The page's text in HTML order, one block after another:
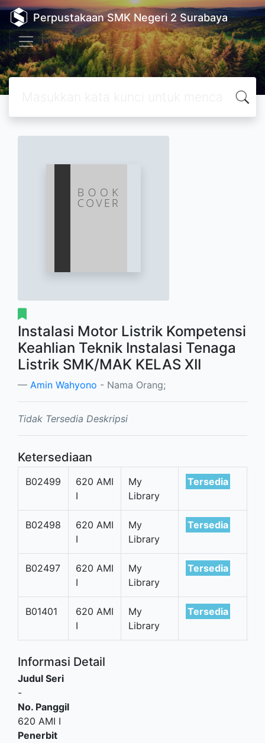
Perpustakaan SMK Negeri 2 Surabaya
Instalasi Motor Listrik Kompetensi
Keahlian Teknik Instalasi Tenaga
Listrik SMK/MAK KELAS XII
Amin Wahyono - Nama Orang;
Tidak Tersedia Deskripsi
Ketersediaan
B02499
620 AMI
I
My
Library
Tersedia
B02498
620 AMI
I
My
Library
Tersedia
B02497
620 AMI
I
My
Library
Tersedia
B01401
620 AMI
I
My
Library
Tersedia
Informasi Detail
Judul Seri
-
No. Panggil
620 AMI I
Penerbit